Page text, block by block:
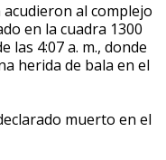
al complejo
en la cuadra 1300
las 4:07 a. m., donde
herida de bala en el
muerto en el